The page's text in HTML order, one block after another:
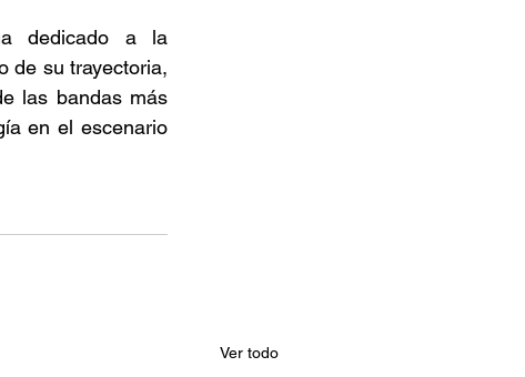
dedicado a la
de su trayectoria,
las bandas más
en el escenario
Ver todo